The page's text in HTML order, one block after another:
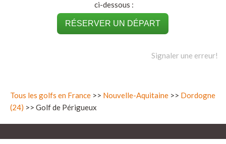
ci-dessous :
RÉSERVER UN DÉPART
Signaler une erreur!
Tous les golfs en France >> Nouvelle-Aquitaine >> Dordogne
(24) >> Golf de Périgueux